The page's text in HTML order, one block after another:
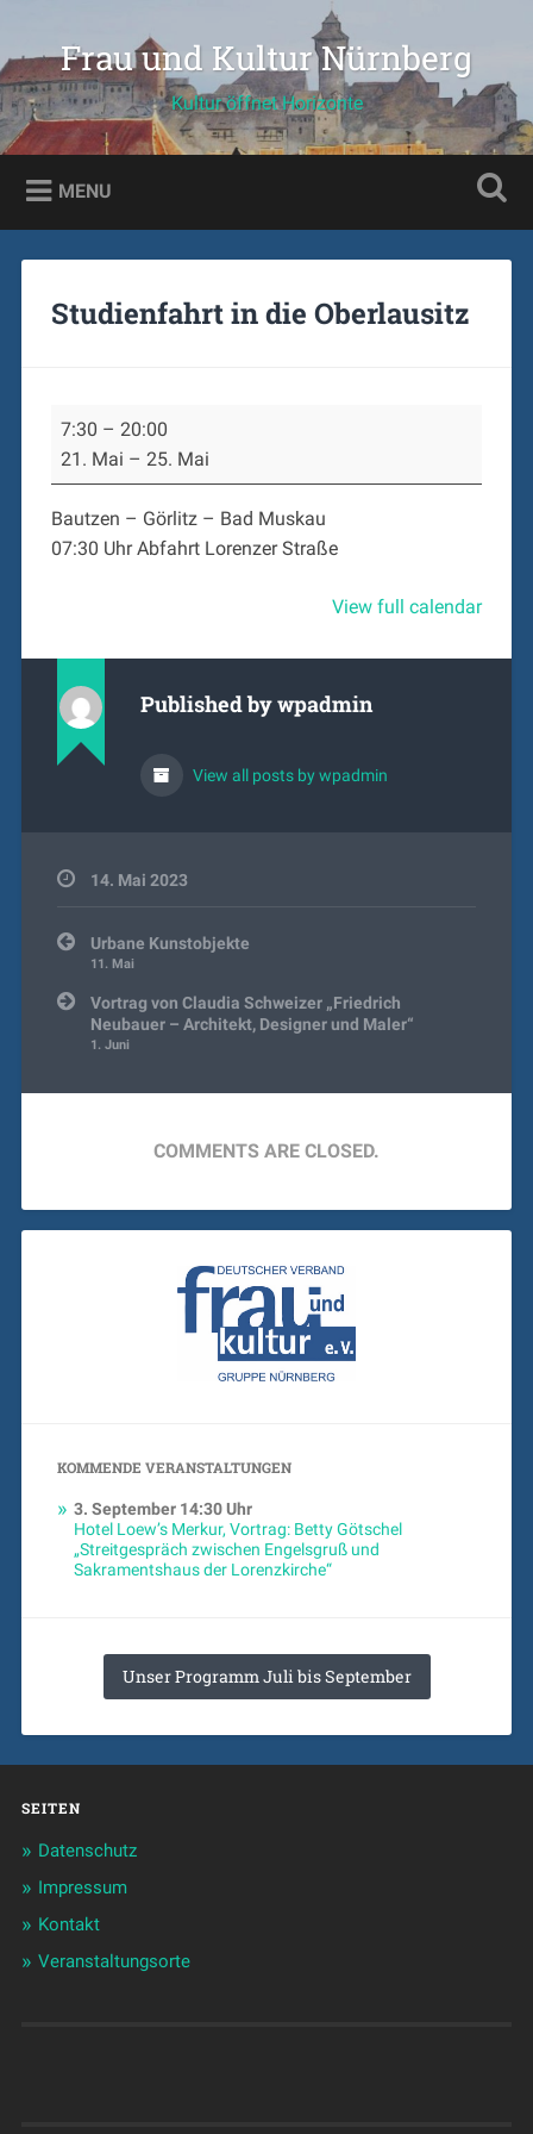
content
SearchFrau und Kultur Nürnberg
Kultur öffnet Horizonte
MENU
Studienfahrt in die Oberlausitz
in
die
Oberlausitz
7:30 – 20:00
21. Mai – 25. Mai
Bautzen – Görlitz – Bad Muskau
07:30 Uhr Abfahrt Lorenzer Straße
View full calendar
Published bywpadmin
View all posts by wpadmin
14. Mai 2023
Beitragsnavigation
Urbane Kunstobjekte
11. Mai
Vortrag von Claudia Schweizer „Friedrich
Neubauer – Architekt, Designer und Maler“
1. Juni
COMMENTS ARE CLOSED.
KOMMENDE VERANSTALTUNGEN
3. September14:30 Uhr
Hotel Loew’s Merkur, Vortrag: Betty Götschel
„Streitgespräch zwischen Engelsgruß und
Sakramentshaus der Lorenzkirche“
Unser Programm Juli bis September
SEITEN
Datenschutz
Impressum
Kontakt
Veranstaltungsorte